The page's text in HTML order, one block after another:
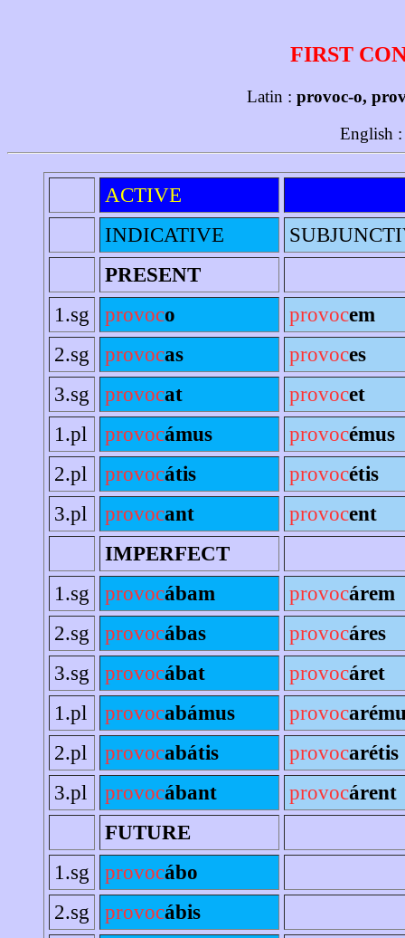
FIRST
Latin : provoc-o,
English
ACTIVE
INDICATIVE
PRESENT
1.sg
provoco provocem
2.sg
provocas provoces
3.sg
provocat provocet
1.pl
provocámus provocémus
2.pl
provocátis provocétis
3.pl
provocant provocent
IMPERFECT
1.sg
provocábam provocárem
2.sg
provocábas provocáres
3.sg
provocábat provocáret
1.pl
provocabámus provoc
2.pl
provocabátis provocarétis
3.pl
provocábant provocárent
FUTURE
1.sg
provocábo
2.sg
provocábis